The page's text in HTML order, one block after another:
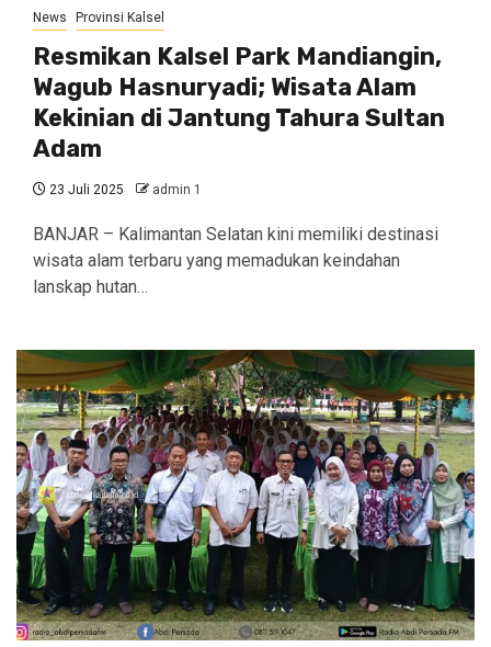
News Provinsi Kalsel
Resmikan Kalsel Park Mandiangin,
Wagub Hasnuryadi; Wisata Alam
Kekinian di Jantung Tahura Sultan
Adam
23 Juli 2025 admin 1
BANJAR – Kalimantan Selatan kini memiliki destinasi
wisata alam terbaru yang memadukan keindahan
lanskap hutan…